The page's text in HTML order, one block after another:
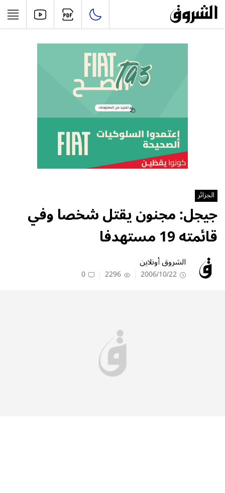
الجزائر
جيجل: مجنون يقتل شخصا وفي
قائمته 19 مستهدفا
الشروق أونلاين
2006/10/22
2296
0